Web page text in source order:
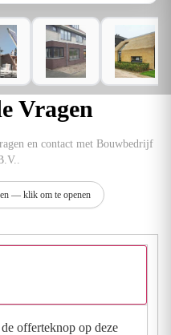
Vragen
en contact met Bouwbedrijf
— klik om te openen
offerteknop op deze